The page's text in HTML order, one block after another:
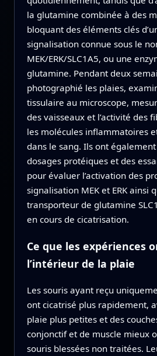
la glutamine combinée à des
bloquant des éléments clés
signalisation connue sous le
MEK/ERK/SLC1A5, ou une
glutamine. Pendant deux
photographié les plaies,
tissulaire au microscope,
des vaisseaux et l’activité des
les molécules inflammatoires
dans le sang. Ils ont
dosages protéiques et des
pour évaluer l’activation des
signalisation MEK et ERK ainsi
transporteur de glutamine
en cours de cicatrisation.
Ce que les expériences
l’intérieur de la plaie
Les souris ayant reçu
ont cicatrisé plus rapidement,
plaie plus petites et des
conjonctif et de muscle mieux
souris blessées non traitées.